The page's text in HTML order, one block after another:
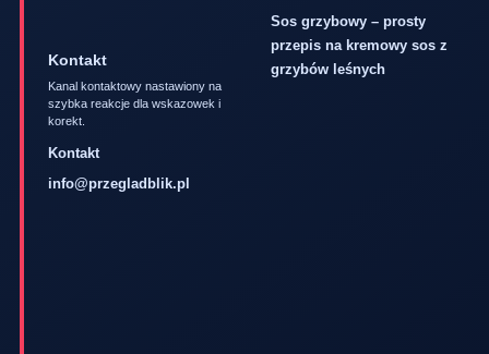
Sos grzybowy – prosty
przepis na kremowy sos z
grzybów leśnych
Kontakt
Kanal kontaktowy nastawiony na
szybka reakcje dla wskazowek i
korekt.
Kontakt
info@przegladblik.pl